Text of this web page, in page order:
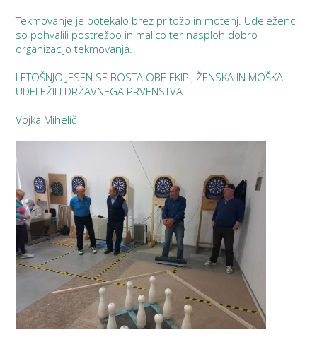
Tekmovanje je potekalo brez pritožb in motenj. Udeleženci
so pohvalili postrežbo in malico ter nasploh dobro
organizacijo tekmovanja.
LETOŠNJO JESEN SE BOSTA OBE EKIPI, ŽENSKA IN MOŠKA
UDELEŽILI DRŽAVNEGA PRVENSTVA.
Vojka Mihelič